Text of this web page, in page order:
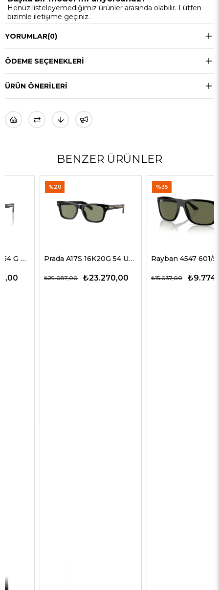
Henüz listeleyemediğimiz ürünler arasında olabilir. Lütfen
bizimle iletişime geçiniz.
YORUMLAR(0)
ÖDEME SEÇENEKLERI
ÜRÜN ÖNERILERI
BENZER ÜRÜNLER
Prada A17S 16K20G 54 Unisex Güneş Gözlükleri
₺23.270,00
₺29.087,00
Rayban 4547 601/58 60 Erkek Güneş Gözlükleri
₺9.774,00
₺15.037,00